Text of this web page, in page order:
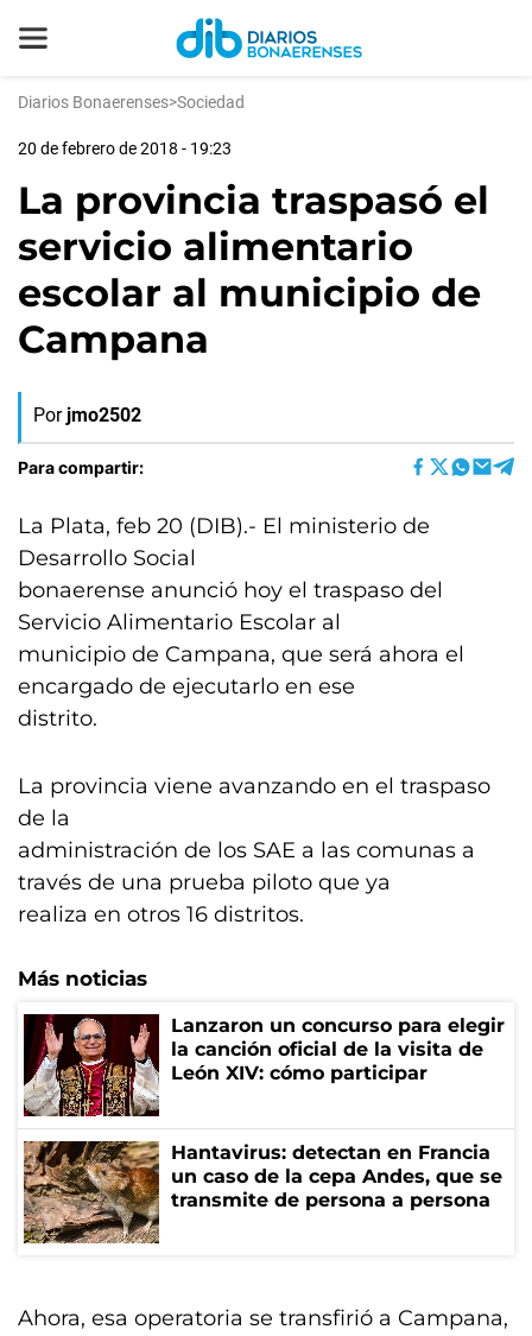
Diarios Bonaerenses>Sociedad
20 de febrero de 2018 - 19:23
La provincia traspasó el
servicio alimentario
escolar al municipio de
Campana
Por jmo2502
Para compartir:
La Plata, feb 20 (DIB).- El ministerio de
Desarrollo Social
bonaerense anunció hoy el traspaso del
Servicio Alimentario Escolar al
municipio de Campana, que será ahora el
encargado de ejecutarlo en ese
distrito.
La provincia viene avanzando en el traspaso
de la
administración de los SAE a las comunas a
través de una prueba piloto que ya
realiza en otros 16 distritos.
Más noticias
Lanzaron un concurso para elegir
la canción oficial de la visita de
León XIV: cómo participar
Hantavirus: detectan en Francia
un caso de la cepa Andes, que se
transmite de persona a persona
Ahora, esa operatoria se transfirió a Campana,